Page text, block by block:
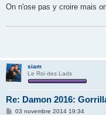
a
On n'ose pas y croire mais
siam
Le Roi des Lads
Re: Damon 2016:
M03 novembre 2014 19:34